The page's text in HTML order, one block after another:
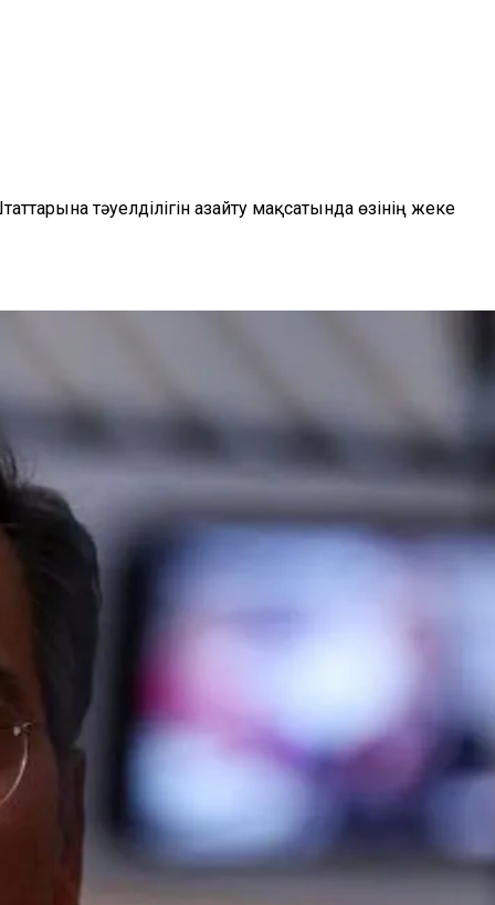
тәуелділігін азайту мақсатында өзінің жеке